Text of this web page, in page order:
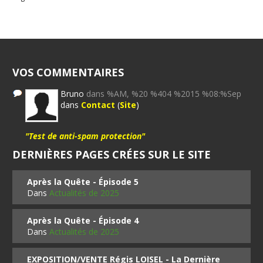
VOS COMMENTAIRES
Bruno dans %AM, %20 %404 %2015 %08:%Sep
dans Contact (Site)
"Test de anti-spam protection"
DERNIÈRES PAGES CRÉES SUR LE SITE
Après la Quête - Épisode 5
DansActualités de 2025
Après la Quête - Épisode 4
DansActualités de 2025
EXPOSITION/VENTE Régis LOISEL - La Dernière